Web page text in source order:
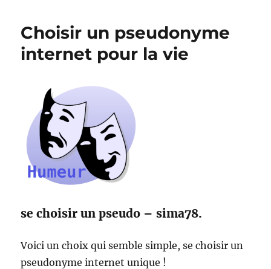
livre
du
Blogueur
Choisir un pseudonyme
internet pour la vie
se choisir un pseudo – sima78.
Voici un choix qui semble simple, se choisir un
pseudonyme internet unique !